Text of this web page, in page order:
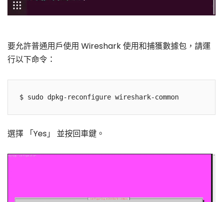
要允許普通用戶使用 Wireshark 使用和捕獲數據包，請運
行以下命令：
選擇 「Yes」 並按回車鍵。